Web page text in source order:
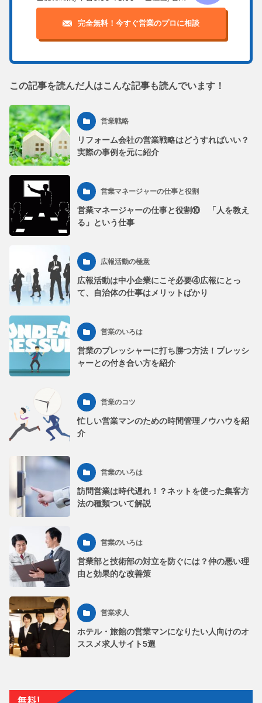
完全無料！今すぐ営業のプロに相談
この記事を読んだ人はこんな記事も読んでいます！
営業戦略
リフォーム会社の営業戦略はどうすればいい？
実際の事例を元に紹介
営業マネージャーの仕事と役割
営業マネージャーの仕事と役割⑩ 「人を教え
る」という仕事
広報活動の極意
広報活動は中小企業にこそ必要④広報にとっ
て、自治体の仕事はメリットばかり
営業のいろは
営業のプレッシャーに打ち勝つ方法！プレッシ
ャーとの付き合い方を紹介
営業のコツ
忙しい営業マンのための時間管理ノウハウを紹
介
営業のいろは
訪問営業は時代遅れ！？ネットを使った集客方
法の種類ついて解説
営業のいろは
営業部と技術部の対立を防ぐには？仲の悪い理
由と効果的な改善策
営業求人
ホテル・旅館の営業マンになりたい人向けのオ
ススメ求人サイト5選